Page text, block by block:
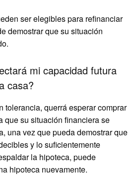
ser elegibles para refinanciar
demostrar que su situación
mi capacidad futura
casa?
tolerancia, querrá esperar comprar
que su situación financiera se
una vez que pueda demostrar que
y lo suficientemente
la hipoteca, puede
hipoteca nuevamente.